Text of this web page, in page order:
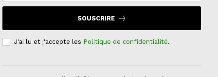
SOUSCRIRE
J'ai lu et j'accepte les Politique de confidentialité.